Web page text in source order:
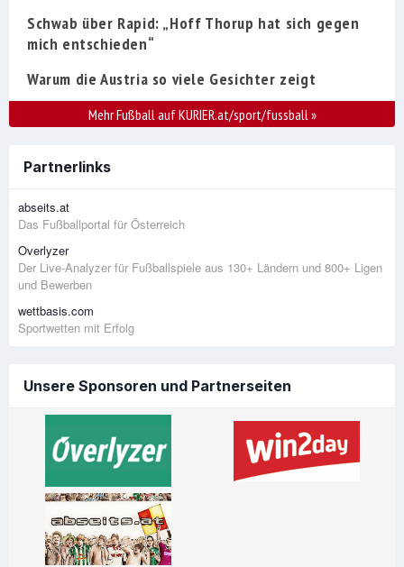
Schwab über Rapid: „Hoff Thorup hat sich gegen
mich entschieden“
Warum die Austria so viele Gesichter zeigt
Mehr Fußball auf KURIER.at/sport/fussball»
Partnerlinks
abseits.at
Das Fußballportal für Österreich
Overlyzer
Der Live-Analyzer für Fußballspiele aus 130+ Ländern und 800+ Ligen
und Bewerben
wettbasis.com
Sportwetten mit Erfolg
Unsere Sponsoren und Partnerseiten